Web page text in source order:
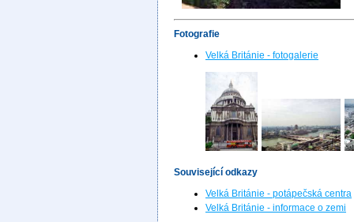
Fotografie
Velká Británie - fotogalerie
Související odkazy
Velká Británie - potápečská centra
Velká Británie - informace o zemi